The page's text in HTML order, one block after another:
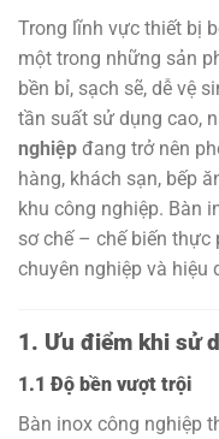
Trong lĩnh vực thiết bị
một trong những sản
bền bỉ, sạch sẽ, dễ vệ
tần suất sử dụng cao,
nghiệp đang trở nên
hàng, khách sạn, bếp
khu công nghiệp. Bàn
sơ chế – chế biến thực
chuyên nghiệp và hiệu
1. Ưu điểm khi sử
1.1 Độ bền vượt trội
Bàn inox công nghiệp